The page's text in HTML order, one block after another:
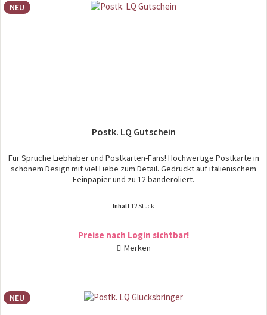
NEU
Postk. LQ Gutschein
Für Sprüche Liebhaber und Postkarten-Fans! Hochwertige Postkarte in
schönem Design mit viel Liebe zum Detail. Gedruckt auf italienischem
Feinpapier und zu 12 banderoliert.
Inhalt12 Stück
Preise nach Login sichtbar!
Merken
NEU